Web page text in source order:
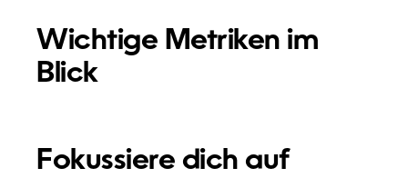
Wichtige Metriken im
Blick
Fokussiere dich auf